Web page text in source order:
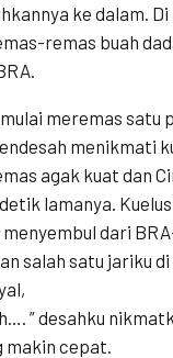
ke dalam.
remas buah
meremas satu
menikmati
agak kuat dan
lamanya.
dari
salah satu jariku
” desahku
makin cepat.